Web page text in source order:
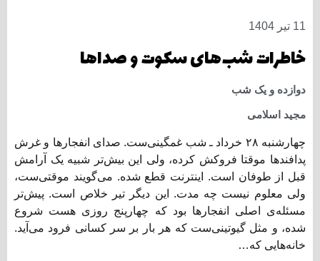
11 تیر 1404
خاطرات شب‌های سکوت و صداها
دوازده و یک شب
مجید اسلامی
چهار‌شنبه ۲۸ خرداد ـ شب غمگینی‌ست. صدای انفجارها و غرش
پدافندها موقتا فروکش کرده، ولی این بیش‌تر شبیه یک آرامش
قبل از طوفان است. اینترنت قطع شده. می‌گویند موقتی‌ست،
ولی معلوم نیست چه مدت. این دیگر تیر خلاص است. پیش‌تر
مسئله‌ی اصلی انفجارها بود که چهارپنج روزی هست شروع
شده، و مثل گیوتینی‌ست که هر بار بر سر کسانی فرود می‌آید.
خانه‌هایی که…